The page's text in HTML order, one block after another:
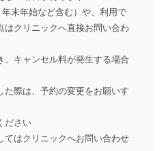
末年始など含む）や、利用で
はクリニックへ直接お問い合わ
、キャンセル料が発生する場合
た際は、予約の変更をお願いす
ださい
てはクリニックへお問い合わせ